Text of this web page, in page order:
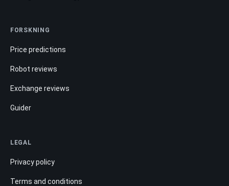
FORSKNING
Price predictions
Robot reviews
Exchange reviews
Guider
LEGAL
Privacy policy
Terms and conditions